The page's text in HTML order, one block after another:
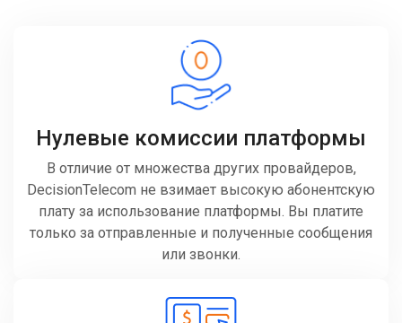
Нулевые комиссии платформы
В отличие от множества других провайдеров,
DecisionTelecom не взимает высокую абонентскую
плату за использование платформы. Вы платите
только за отправленные и полученные сообщения
или звонки.